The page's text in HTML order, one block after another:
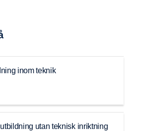
inom teknik
utan teknisk inriktning